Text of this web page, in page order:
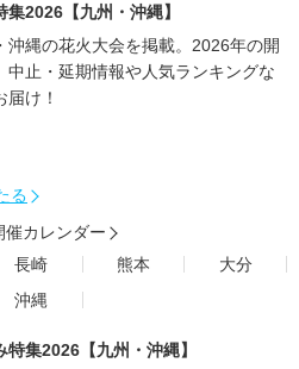
集2026【九州・沖縄】
沖縄の花火大会を掲載。2026年の開
中止・延期情報や人気ランキングな
届け！
る
催カレンダー
長崎 熊本
大分
沖縄
特集2026【九州・沖縄】